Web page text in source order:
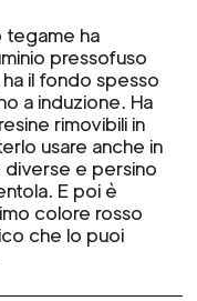
tegame ha
pressofuso
il fondo spesso
a induzione. Ha
rimovibili in
usare anche in
e persino
E poi è
colore rosso
che lo puoi